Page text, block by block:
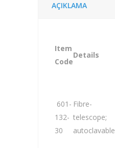
AÇIKLAMA
Item
Code
Details
601-
132-
30
Fibre-
telescope;
autoclavable